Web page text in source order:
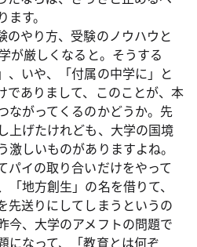
す。
のやり方、受験のノウハウと
が厳しくなると。そうする
、いや、「付属の中学に」と
でありまして、このことが、本
ながってくるのかどうか。先
上げたけれども、大学の国境
しいものがありますよね。
パイの取り合いだけをやって
地方創生」の名を借りて、
先送りにしてしまうというの
今、大学のアメフトの問題で
になって、「教育とは何ぞ